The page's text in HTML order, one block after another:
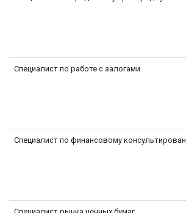
Специалист по работе с залогами
Специалист по финансовому